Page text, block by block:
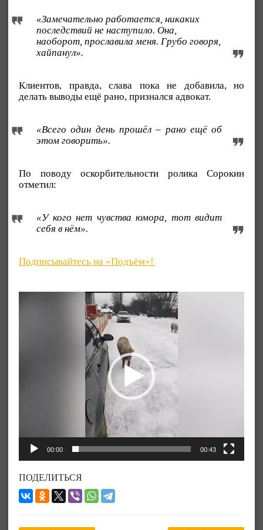
«Замечательно работается, никаких
последствий не наступило. Она,
наоборот, прославила меня. Грубо говоря,
хайпанул».
Клиентов, правда, слава пока не добавила, но
делать выводы ещё рано, признался адвокат.
«Всего один день прошёл – рано ещё об
этом говорить».
По поводу оскорбительности ролика Сорокин
отметил:
«У кого нет чувства юмора, тот видит
себя в нём».
Подписывайтесь на «Подъём»!
00:00 00:43
ПОДЕЛИТЬСЯ